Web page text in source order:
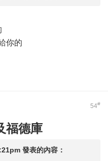
你的
54#
福德庫
發表的內容：